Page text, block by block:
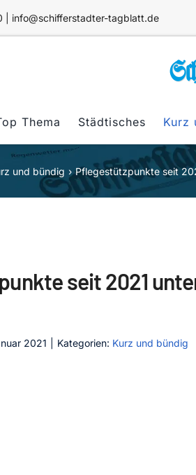
| info@schifferstadter-tagblatt.de
Thema Städtisches Kurz
und bündig Pflegestützpunkte seit
seit 2021
2021 Kategorien: Kurz und bündig